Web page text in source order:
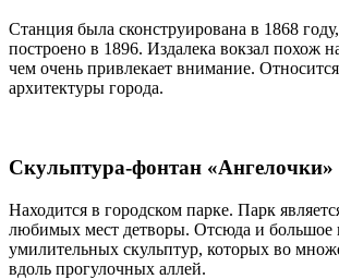
Станция была сконструирована в 1868
построено в 1896. Издалека вокзал похож
чем очень привлекает внимание.
архитектуры города.
Скульптура-фонтан «Ангелочки»
Находится в городском парке. Парк
любимых мест детворы. Отсюда и большое
умилительных скульптур, которых во
вдоль прогулочных аллей.